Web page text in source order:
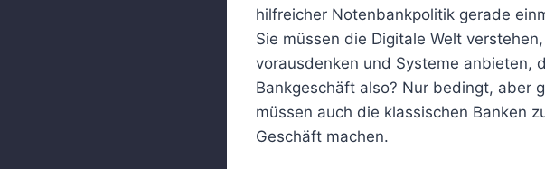
hilfreicher Notenbankpolitik gerade
Sie müssen die Digitale Welt
vorausdenken und Systeme anbieten,
Bankgeschäft also? Nur bedingt, aber
müssen auch die klassischen Banken
Geschäft machen.